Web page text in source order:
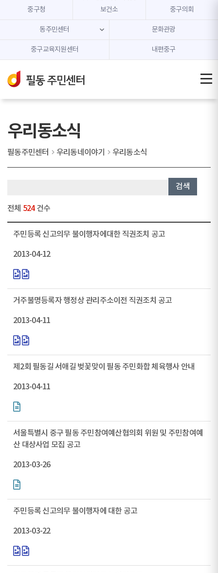
본문 내용 바로가기
주메뉴 바로가기
중구청 보건소 중구의회
동주민센터 문화관광
중구교육지원센터 내편중구
우리동소식
필동주민센터 우리동네이야기 우리동소식
검색
전체 524건수
주민등록 신고의무 불이행자에대한 직권조치 공고
2013-04-12
거주불명등록자 행정상 관리주소이전 직권조치 공고
2013-04-11
제2회 필동길 서애길 벚꽃맞이 필동 주민화합 체육행사 안내
2013-04-11
서울특별시 중구 필동 주민참여예산협의회 위원 및 주민참여예
산 대상사업 모집 공고
2013-03-26
주민등록 신고의무 불이행자에 대한 공고
2013-03-22